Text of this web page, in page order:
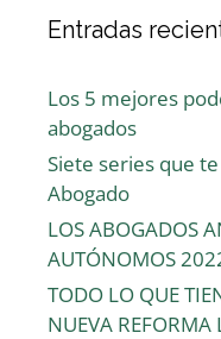
Entradas
Los 5 mejores
abogados
Siete series que
Abogado
LOS ABOGADOS
AUTÓNOMOS
TODO LO QUE
NUEVA